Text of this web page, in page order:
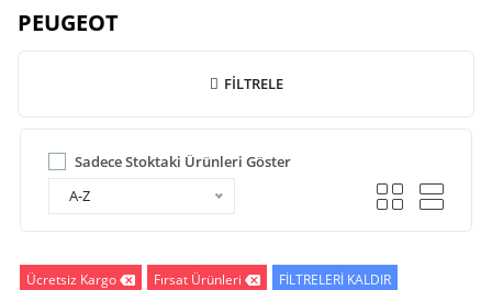
PEUGEOT
FİLTRELE
Sadece Stoktaki Ürünleri Göster
A-Z
Ücretsiz Kargo Fırsat Ürünleri FİLTRELERİ KALDIR